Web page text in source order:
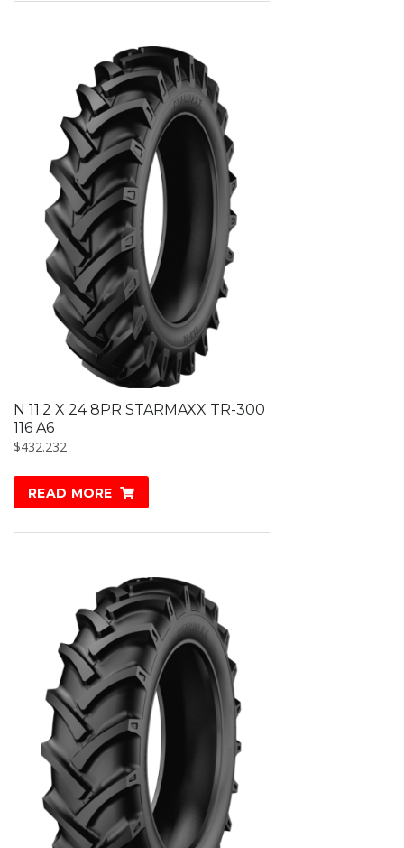
N 11.2 X 24 8PR STARMAXX TR-300
116 A6
$432.232
READ MORE